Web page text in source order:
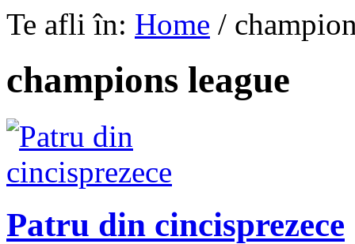
Te afli în: Home /
champions league
Patru din cincisprezece